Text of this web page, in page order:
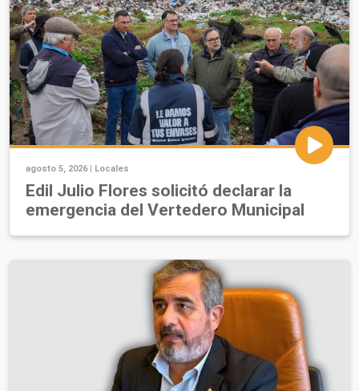
agosto 5, 2026 | Locales
Edil Julio Flores solicitó declarar la
emergencia del Vertedero Municipal